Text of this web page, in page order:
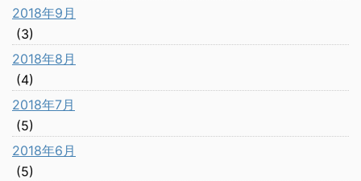
2018年9月
(3)
2018年8月
(4)
2018年7月
(5)
2018年6月
(5)